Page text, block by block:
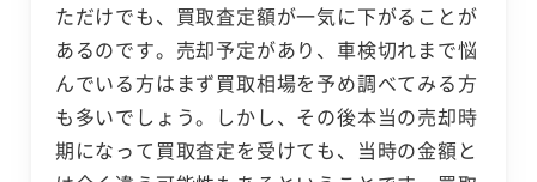
ただけでも、買取査定額が一気に下がることが
あるのです。売却予定があり、車検切れまで悩
んでいる方はまず買取相場を予め調べてみる方
も多いでしょう。しかし、その後本当の売却時
期になって買取査定を受けても、当時の金額と